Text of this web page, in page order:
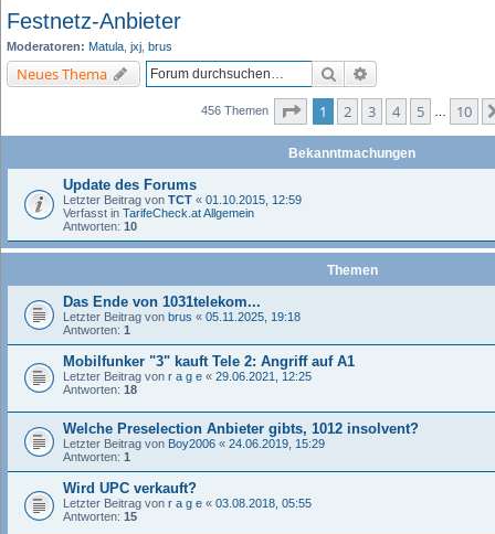
Festnetz-Anbieter
Moderatoren: Matula jxj brus
Neues Thema Suche
456 Themen Seite von
1 2 3 4 5 10
Bekanntmachungen
Update des Forums
Letzter Beitrag von TCT « 01.10.2015, 12:59
Verfasst in TarifeCheck.at Allgemein
Antworten: 10
Themen
Das Ende von 1031telekom...
Letzter Beitrag von brus « 05.11.2025, 19:18
Antworten: 1
Mobilfunker "3" kauft Tele 2: Angriff auf A1
Letzter Beitrag von r a g e « 29.06.2021, 12:25
Antworten: 18
Welche Preselection Anbieter gibts, 1012 insolvent?
Letzter Beitrag von Boy2006 « 24.06.2019, 15:29
Antworten: 1
Wird UPC verkauft?
Letzter Beitrag von r a g e « 03.08.2018, 05:55
Antworten: 15